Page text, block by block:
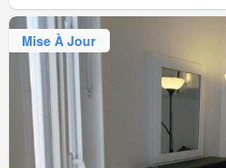
Mise À Jour